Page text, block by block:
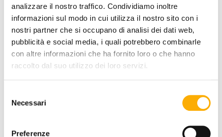
analizzare il nostro traffico. Condividiamo inoltre
informazioni sul modo in cui utilizza il nostro sito con i
nostri partner che si occupano di analisi dei dati web,
pubblicità e social media, i quali potrebbero combinarle
con altre informazioni che ha fornito loro o che hanno
raccolto dal suo utilizzo dei loro servizi.
delNecessari
Preferenze
TOP FINISH: